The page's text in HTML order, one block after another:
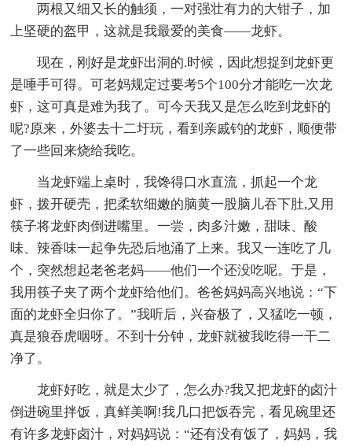
两根又细又长的触须，一对强壮有力的大钳子，加
上坚硬的盔甲，这就是我最爱的美食——龙虾。
现在，刚好是龙虾出洞的.时候，因此想捉到龙虾更
是唾手可得。可老妈规定过要考5个100分才能吃一次龙
虾，这可真是难为我了。可今天我又是怎么吃到龙虾的
呢?原来，外婆去十二圩玩，看到亲戚钓的龙虾，顺便带
了一些回来烧给我吃。
当龙虾端上桌时，我馋得口水直流，抓起一个龙
虾，拨开硬壳，把柔软细嫩的脑黄一股脑儿吞下肚,又用
筷子将龙虾肉倒进嘴里。一尝，肉多汁嫩，甜味、酸
味、辣香味一起争先恐后地涌了上来。我又一连吃了几
个，突然想起老爸老妈——他们一个还没吃呢。于是，
我用筷子夹了两个龙虾给他们。爸爸妈妈高兴地说：“下
面的龙虾全归你了。”我听后，兴奋极了，又猛吃一顿，
真是狼吞虎咽呀。不到十分钟，龙虾就被我吃得一干二
净了。
龙虾好吃，就是太少了，怎么办?我又把龙虾的卤汁
倒进碗里拌饭，真鲜美啊!我几口把饭吞完，看见碗里还
有许多龙虾卤汁，对妈妈说：“还有没有饭了，妈妈，我